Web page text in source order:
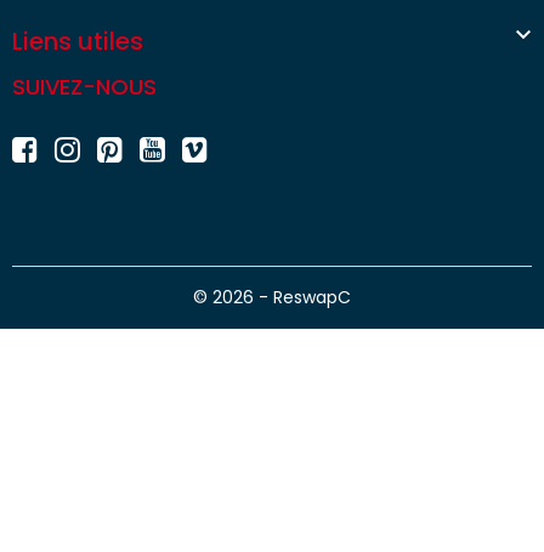
Liens utiles 
SUIVEZ-NOUS
© 2026 - ReswapC